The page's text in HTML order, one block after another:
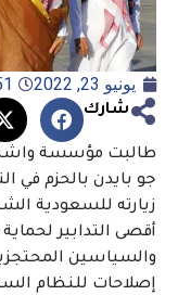
يونيو 23, 2022
شارك
طالبت مؤسسة
جو بايدن بالحزم في
زيارته للسعودية
أقصى التدابير
والسياسين
إصلاحات للنظام